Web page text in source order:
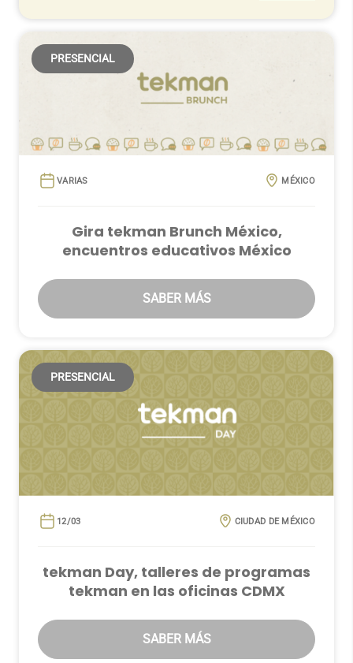
PRESENCIAL
VARIAS MÉXICO
Gira tekman Brunch México,
encuentros educativos México
SABER MÁS
PRESENCIAL
12/03 CIUDAD DE MÉXICO
tekman Day, talleres de programas
tekman en las oficinas CDMX
SABER MÁS